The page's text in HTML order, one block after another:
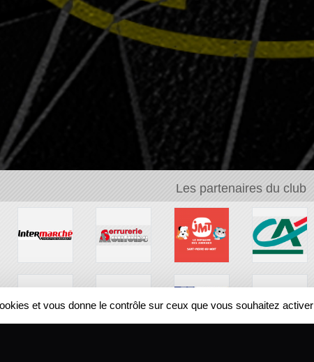
Les partenaires du club
et vous donne le contrôle sur ceux que vous souhaitez activer